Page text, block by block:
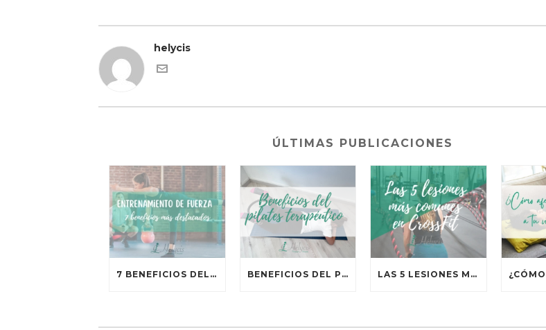
helycis
ÚLTIMAS PUBLICACIONES
7 BENEFICIOS DEL ENTRENAMIENTO DE FUERZA BENEFICIOS DEL PILATES TERAPÉUTICO LAS 5 LESIONES MÁS COMUNES EN CROSSFIT